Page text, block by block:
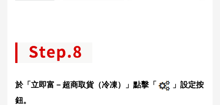
於「立即富－超商取貨（冷凍）」點擊「
」設定按
鈕。